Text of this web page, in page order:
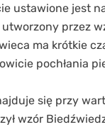
ustawione jest
utworzony przez
ma krótkie
pochłania
się przy
wzór